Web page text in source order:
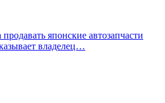
японские автозапчасти
владелец…